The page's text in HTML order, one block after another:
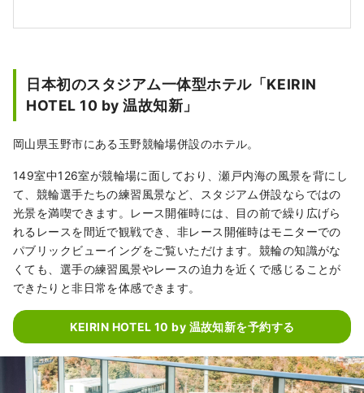
日本初のスタジアム一体型ホテル「KEIRIN
HOTEL 10 by 温故知新」
岡山県玉野市にある玉野競輪場併設のホテル。
149室中126室が競輪場に面しており、瀬戸内海の風景を背にし
て、競輪選手たちの練習風景など、スタジアム併設ならではの
光景を満喫できます。レース開催時には、目の前で繰り広げら
れるレースを間近で観戦でき、非レース開催時はモニターでの
パブリックビューイングをご覧いただけます。競輪の知識がな
くても、選手の練習風景やレースの迫力を近くで感じることが
できたりと非日常を体感できます。
KEIRIN HOTEL 10 by 温故知新を予約する